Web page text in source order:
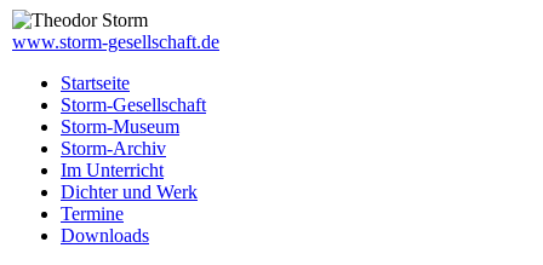
www.storm-gesellschaft.de
Startseite
Storm-Gesellschaft
Storm-Museum
Storm-Archiv
Im Unterricht
Dichter und Werk
Termine
Downloads